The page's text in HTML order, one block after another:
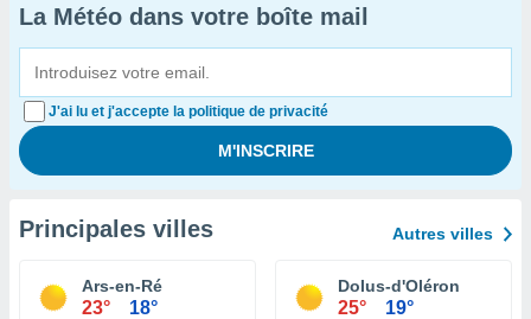
La Météo dans votre boîte mail
J'ai lu et j'accepte la politique de privacité
Principales villes Autres villes
Ars-en-Ré
23° 18°
Dolus-d'Oléron
25° 19°